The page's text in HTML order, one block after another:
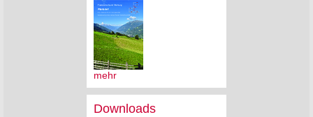
mehr
Downloads